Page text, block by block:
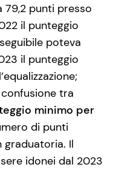
79,2 punti presso
il punteggio
poteva
il punteggio
tra
minimo per
di punti
graduatoria. Il
idonei dal 2023